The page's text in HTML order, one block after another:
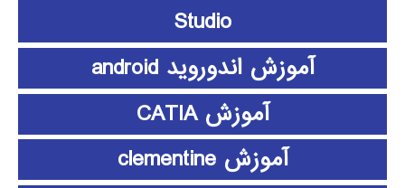
Studio
آموزش اندوروید android
آموزش CATIA
آموزش clementine